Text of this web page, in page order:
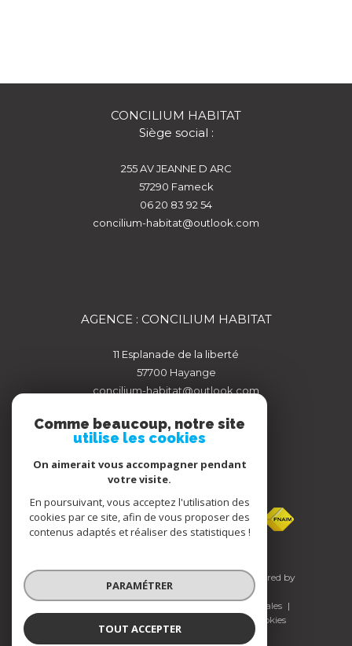
CONCILIUM HABITAT
Siège social :
255 AV JEANNE D ARC
57290
fameck
06 20 83 92 54
concilium-habitat@outlook.com
AGENCE : CONCILIUM HABITAT
11 Esplanade de la liberté
57700
hayange
concilium-habitat@outlook.com
ADHÉRENTS
© 2026 | Tous droits réservés | Traduction powered by
Google |
Mentions légales
Cookies
Comme beaucoup, notre site
utilise les cookies
On aimerait vous accompagner pendant
votre visite.
En poursuivant, vous acceptez l'utilisation des
cookies par ce site, afin de vous proposer des
contenus adaptés et réaliser des statistiques !
PARAMÉTRER
TOUT ACCEPTER